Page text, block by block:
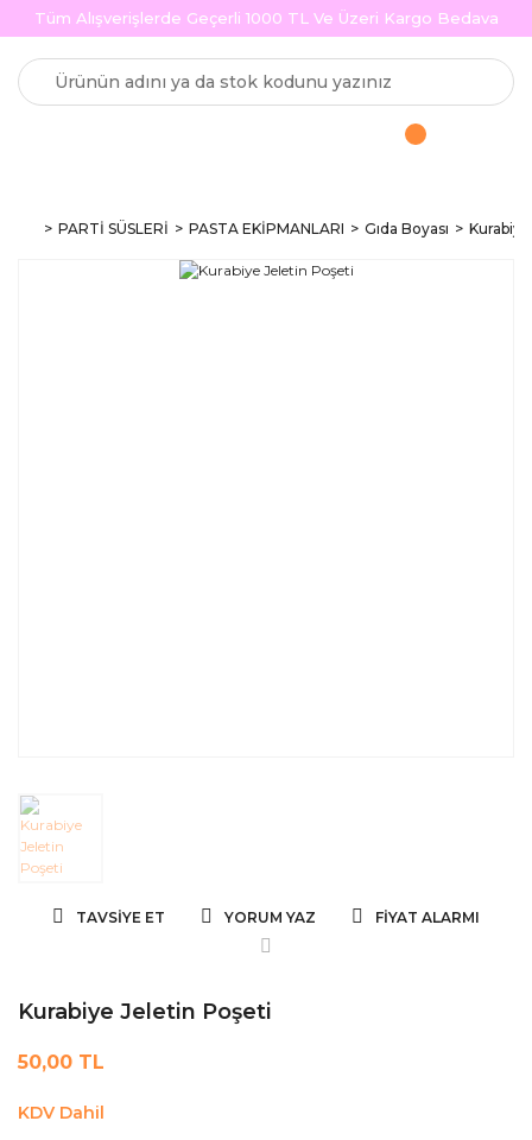
Tüm Alışverişlerde Geçerli 1000 TL Ve Üzeri Kargo Bedava
PARTİ SÜSLERİ PASTA EKİPMANLARI Gıda Boyası
TAVSIYE ET YORUM YAZ FIYAT ALARMI
Kurabiye Jeletin Poşeti
50,00 TL
KDV Dahil